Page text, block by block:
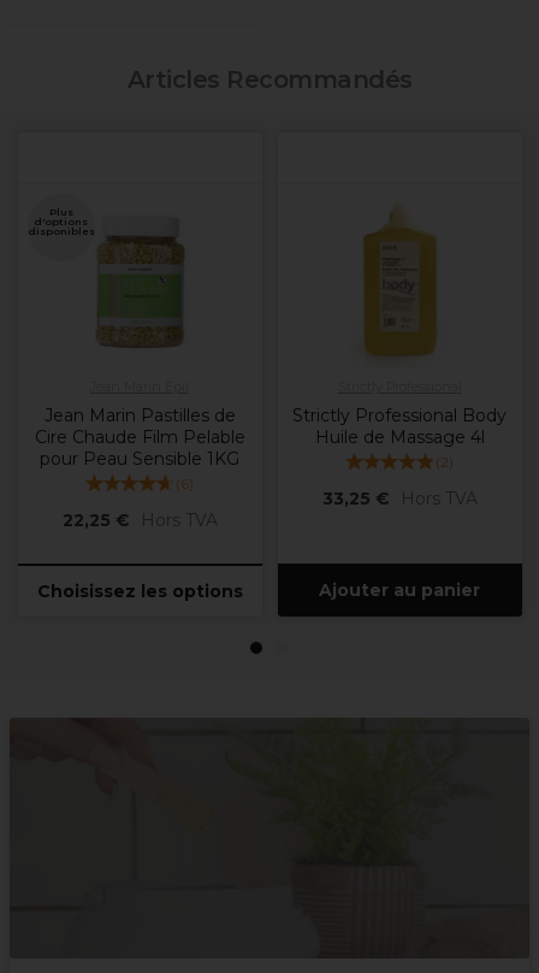
Articles Recommandés
Plus
d'options
disponibles
Jean Marin Pastilles de
Cire Chaude Film Pelable
pour Peau Sensible 1KG
(6)
22,25 € Hors TVA
Choisissez les options
Strictly Professional Body
Huile de Massage 4l
(2)
33,25 € Hors TVA
Ajouter au panier
1